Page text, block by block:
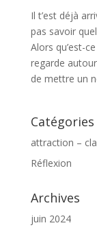
Il t’est déjà
pas savoir
Alors qu’est-
regarde
de mettre un
Catégories
attraction –
Réflexion
Archives
juin 2024